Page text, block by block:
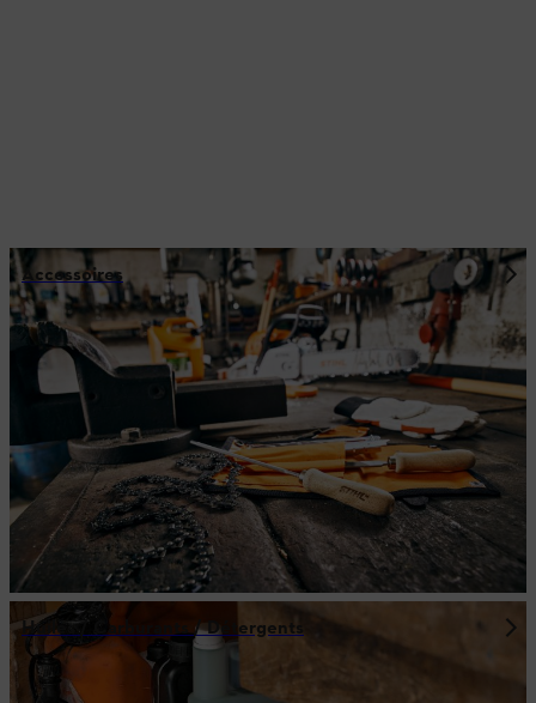
Accessoires
Huiles / Carburants / Détergents